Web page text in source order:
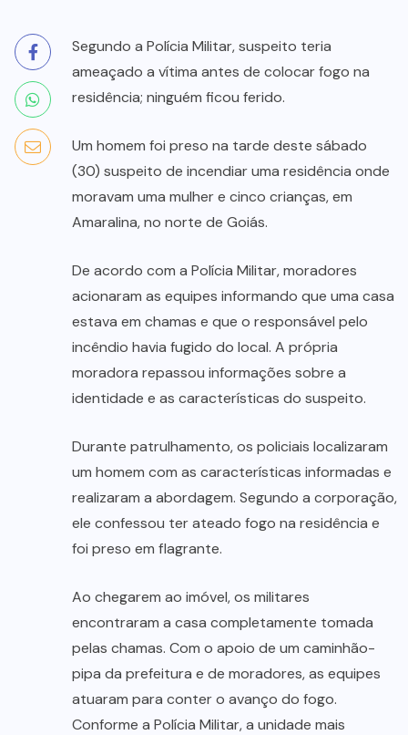
Segundo a Polícia Militar, suspeito teria
ameaçado a vítima antes de colocar fogo na
residência; ninguém ficou ferido.
Um homem foi preso na tarde deste sábado
(30) suspeito de incendiar uma residência onde
moravam uma mulher e cinco crianças, em
Amaralina, no norte de Goiás.
De acordo com a Polícia Militar, moradores
acionaram as equipes informando que uma casa
estava em chamas e que o responsável pelo
incêndio havia fugido do local. A própria
moradora repassou informações sobre a
identidade e as características do suspeito.
Durante patrulhamento, os policiais localizaram
um homem com as características informadas e
realizaram a abordagem. Segundo a corporação,
ele confessou ter ateado fogo na residência e
foi preso em flagrante.
Ao chegarem ao imóvel, os militares
encontraram a casa completamente tomada
pelas chamas. Com o apoio de um caminhão-
pipa da prefeitura e de moradores, as equipes
atuaram para conter o avanço do fogo.
Conforme a Polícia Militar, a unidade mais